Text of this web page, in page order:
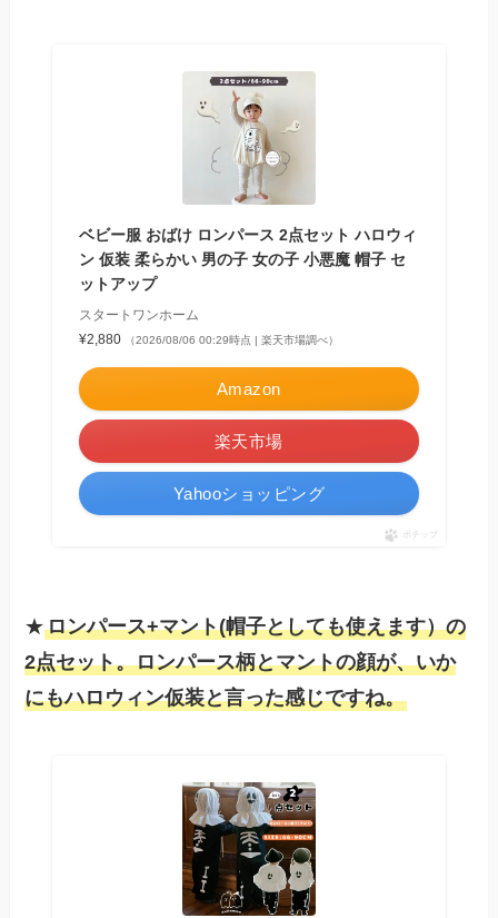
ベビー服 おばけ ロンパース 2点セット ハロウィ
ン 仮装 柔らかい 男の子 女の子 小悪魔 帽子 セ
ットアップ
スタートワンホーム
¥2,880
（2026/08/06 00:29時点 | 楽天市場調べ）
Amazon
楽天市場
Yahooショッピング
ポチップ
★ロンパース+マント(帽子としても使えます）の
2点セット。ロンパース柄とマントの顔が、いか
にもハロウィン仮装と言った感じですね。